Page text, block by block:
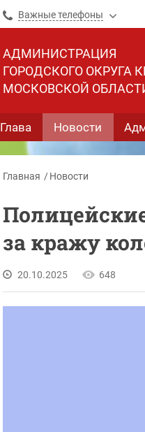
Важные телефоны
АДМИНИСТРАЦИЯ
ГОРОДСКОГО ОКРУГА
МОСКОВСКОЙ
Глава Новости
Главная Новости
за кражу
20.10.2025 648